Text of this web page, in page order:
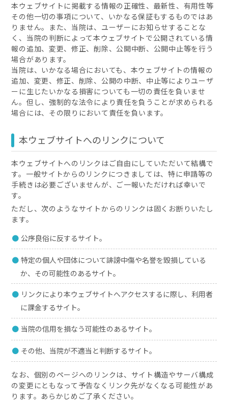
本ウェブサイトに掲載する情報の正確性、最新性、有用性等
その他一切の事項について、いかなる保証もするものではあ
りません。また、当院は、ユーザーにお知らせすることな
く、当院の判断によって本ウェブサイトで公開されている情
報の追加、変更、修正、削除、公開中断、公開中止等を行う
場合があります。
当院は、いかなる場合においても、本ウェブサイトの情報の
追加、変更、修正、削除、公開の中断、中止等によりユーザ
ーに生じたいかなる損害についても一切の責任を負いませ
ん。但し、強制的な法令により責任を負うことが求められる
場合には、その限りにおいて責任を負います。
本ウェブサイトへのリンクについて
本ウェブサイトへのリンクはご自由にしていただいて結構で
す。一般サイトからのリンクにつきましては、特に申請等の
手続きは必要ございませんが、ご一報いただければ幸いで
す。
ただし、次のようなサイトからのリンクは固くお断りいたし
ます。
公序良俗に反するサイト。
特定の個人や団体について誹謗中傷や名誉を毀損している
か、その可能性のあるサイト。
リンクにより本ウェブサイトへアクセスするに際し、利用者
に課金するサイト。
当院の信用を損なう可能性のあるサイト。
その他、当院が不適当と判断するサイト。
なお、個別のページへのリンクは、サイト構造やサーバ構成
の変更にともなって予告なくリンク先がなくなる可能性があ
ります。あらかじめご了承ください。